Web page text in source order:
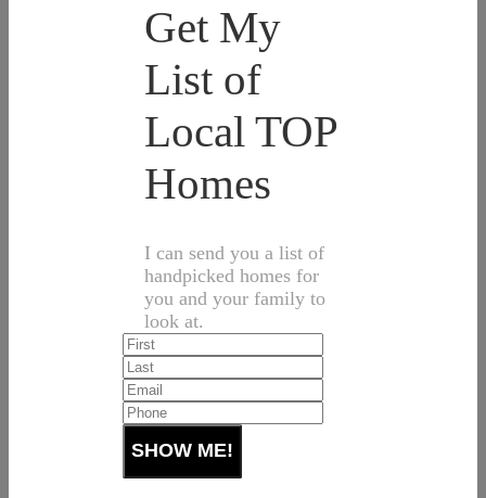
Get My
List of
Local TOP
Homes
I can send you a list of
handpicked homes for
you and your family to
look at.